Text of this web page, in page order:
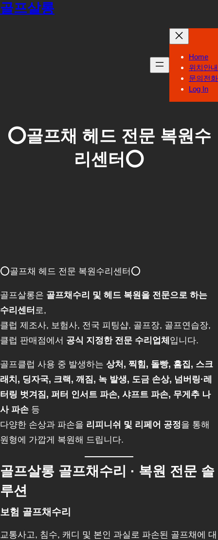
콘
골프살롱
Home
위치안내
문의전화
Log In
⭕골프채 헤드 전문 복원수
리센터⭕
⭕골프채 헤드 전문 복원수리센터⭕
골프살롱은 골프채수리 및 헤드 복원을 전문으로 하는
수리센터 로,
클럽 제조사, 보험사, 전국 피팅샵, 골프장, 골프연습장,
클럽 판매점에서 공식 지정한 전문 수리업체 입니다.
골프클럽 사용 중 발생하는 상처, 찍힘, 돌빵, 흠집, 스크
래치, 딩자국, 크랙, 깨짐, 녹 발생, 도금 손상, 넘버링·레
터링 벗겨짐, 퍼터 인서트 파손, 샤프트 파손, 무게추 나
사 파손 등
다양한 손상과 파손을 리피니쉬 및 리페어 공정을 통해
원형에 가깝게 복원해 드립니다.
골프살롱 골프채수리 · 복원 전문 솔
루션
보험 골프채수리
교통사고, 침수, 캐디 및 본인 과실로 파손된 골프채에 대